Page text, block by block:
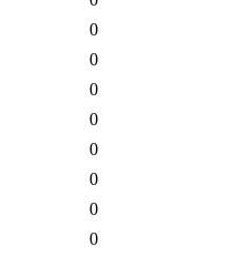
0
0
0
0
0
0
0
0